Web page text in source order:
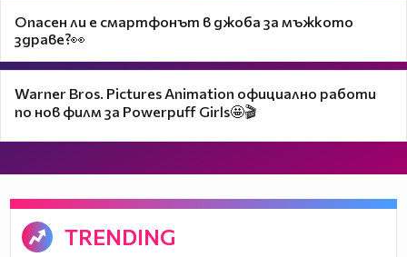
Опасен ли е смартфонът в джоба за мъжкото
здраве?👀
Warner Bros. Pictures Animation официално работи
по нов филм за Powerpuff Girls🤩🎬
TRENDING